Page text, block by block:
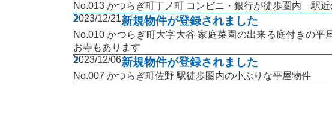
No.013 かつらぎ町丁ノ町 コンビニ・銀行が徒歩圏内 駅
2023/12/21新規物件が登録されました
No.010 かつらぎ町大字大谷 家庭菜園の出来る庭付きの
お寺もあります
2023/12/06新規物件が登録されました
No.007 かつらぎ町佐野 駅徒歩圏内の小ぶりな平屋物件